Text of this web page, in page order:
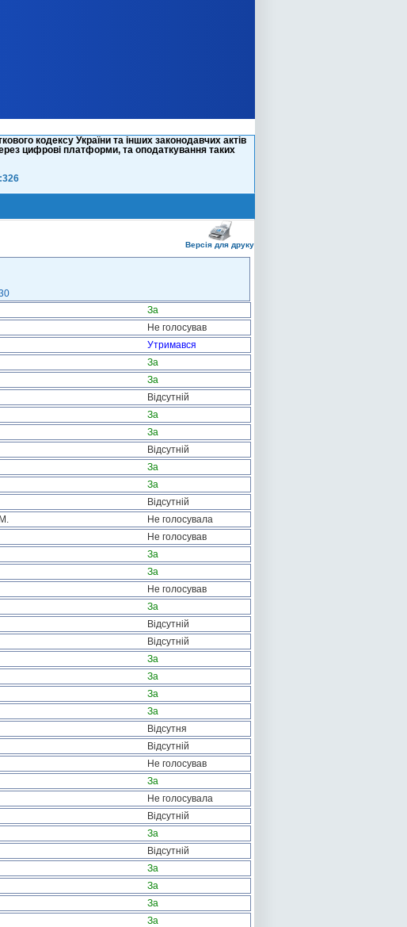
кодексу України та інших законодавчих актів
цифрові платформи, та оподаткування таких
Версія для друку
За
Не голосував
Утримався
За
За
Відсутній
За
За
Відсутній
За
За
Відсутній
Не голосувала
Не голосував
За
За
Не голосував
За
Відсутній
Відсутній
За
За
За
За
Відсутня
Відсутній
Не голосував
За
Не голосувала
Відсутній
За
Відсутній
За
За
За
За